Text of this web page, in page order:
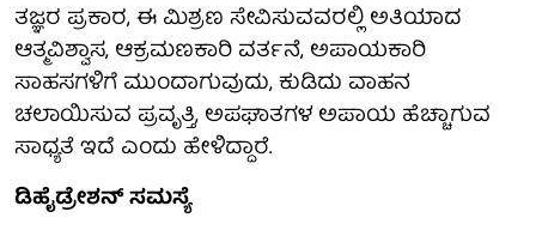
ತಜ್ಞರ ಪ್ರಕಾರ, ಈ ಮಿಶ್ರಣ ಸೇವಿಸುವವರಲ್ಲಿ ಅತಿಯಾದ
ಆತ್ಮವಿಶ್ವಾಸ, ಆಕ್ರಮಣಕಾರಿ ವರ್ತನೆ, ಅಪಾಯಕಾರಿ
ಸಾಹಸಗಳಿಗೆ ಮುಂದಾಗುವುದು, ಕುಡಿದು ವಾಹನ
ಚಲಾಯಿಸುವ ಪ್ರವೃತ್ತಿ, ಅಪಘಾತಗಳ ಅಪಾಯ ಹೆಚ್ಚಾಗುವ
ಸಾಧ್ಯತೆ ಇದೆ ಎಂದು ಹೇಳಿದ್ದಾರೆ.
ಡಿಹೈಡ್ರೇಶನ್ ಸಮಸ್ಯೆ